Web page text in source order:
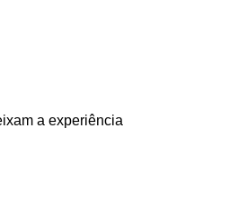
a experiência